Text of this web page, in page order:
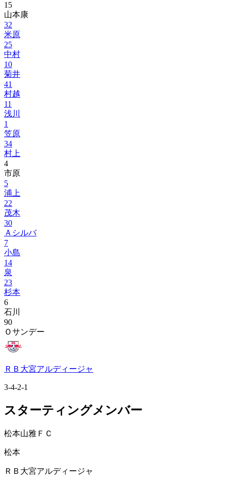
15
山本康
32
米原
25
中村
10
菊井
41
村越
11
浅川
1
笠原
34
村上
4
市原
5
浦上
22
茂木
30
Ａシルバ
7
小島
14
泉
23
杉本
6
石川
90
Ｏサンデー
ＲＢ大宮アルディージャ
3-4-2-1
スターティングメンバー
松本山雅ＦＣ
松本
ＲＢ大宮アルディージャ